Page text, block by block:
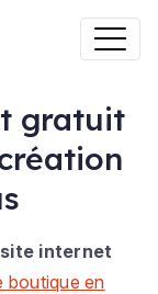
gratuit
internet
boutique en